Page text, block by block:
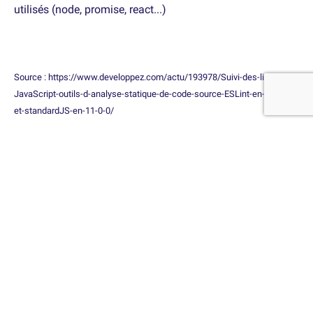
utilisés (node, promise, react...)
Source : https://www.developpez.com/actu/193978/Suivi-des-linters-
JavaScript-outils-d-analyse-statique-de-code-source-ESLint-en-4-19-0-
et-standardJS-en-11-0-0/